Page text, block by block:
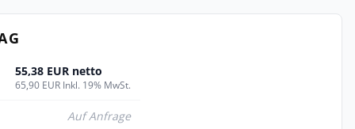
55,38 EUR netto
65,90 EUR Inkl. 19% MwSt.
Auf Anfrage